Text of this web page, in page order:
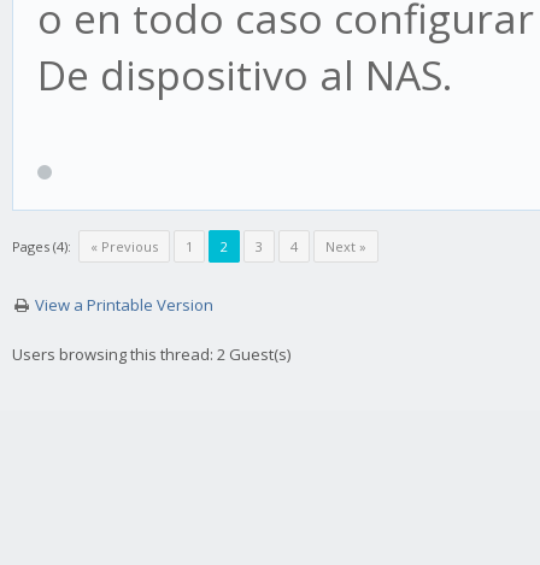
o en todo caso
De dispositivo al NAS.
Pages (4): « Previous 1 2 3 4 Next »
View a Printable Version
Users browsing this thread: 2 Guest(s)